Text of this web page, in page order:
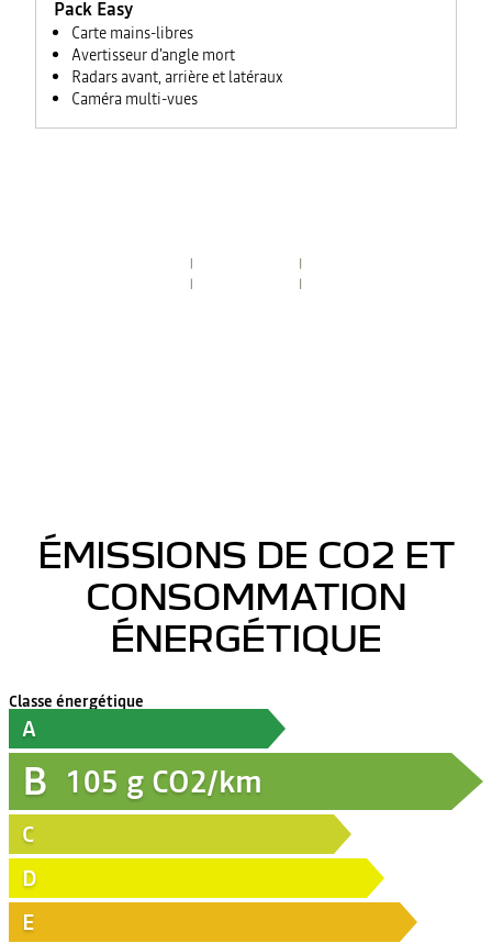
Pack Easy
Carte mains-libres
Avertisseur d'angle mort
Radars avant, arrière et latéraux
Caméra multi-vues
ÉMISSIONS DE CO2 ET
CONSOMMATION
ÉNERGÉTIQUE
Classe énergétique
A
B 105 g CO2/km
C
D
E